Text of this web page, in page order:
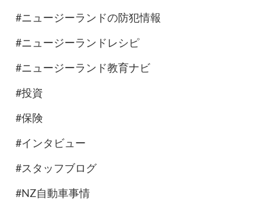
#ニュージーランドの防犯情報
#ニュージーランドレシピ
#ニュージーランド教育ナビ
#投資
#保険
#インタビュー
#スタッフブログ
#NZ自動車事情